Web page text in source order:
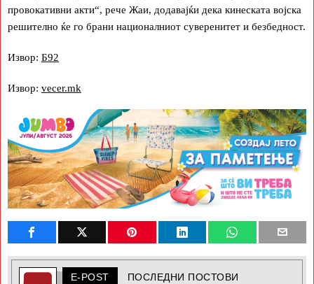
провокативни акти“, рече Жаи, додавајќи дека кинеската војска
решително ќе го брани националниот суверенитет и безбедност.
Извор: Б92
Извор: vecer.mk
E-POST ПОСЛЕДНИ ПОСТОВИ